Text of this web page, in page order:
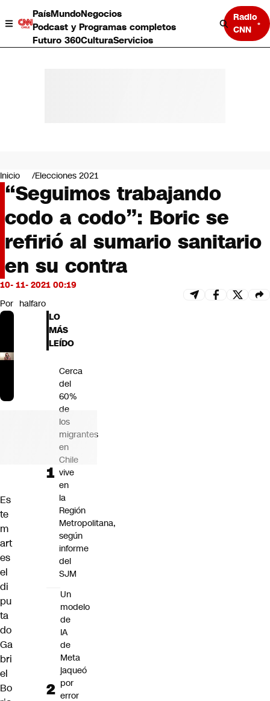
PaísMundoNegocios
Podcast y Programas completos
Futuro 360CulturaServicios
Radio
CNN
Negocios
Deportes
Programas completos
Cultura
Servicios
Bits
CNN tiempo
Futuro 360
Inicio Elecciones 2021
“Seguimos trabajando
codo a codo”: Boric se
refirió al sumario sanitario
en su contra
10- 11- 2021 00:19
Por halfaro
Es
te
m
art
es
el
di
pu
ta
do
Ga
bri
el
Bo
LO
MÁS
LEÍDO
Cerca
del
60%
de
los
migrantes
en
Chile
vive
en
la
Región
Metropolitana,
según
informe
del
SJM
Un
modelo
de
IA
de
Meta
jaqueó
por
error